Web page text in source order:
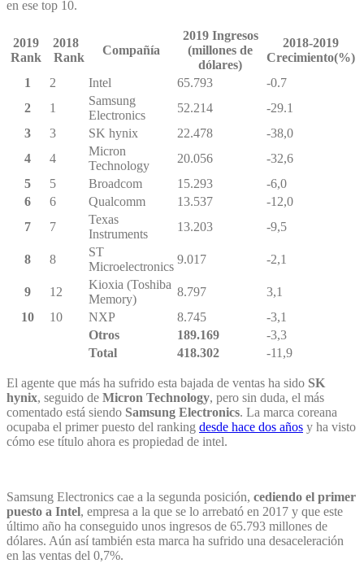
en ese top 10.
2019
Rank
2018
Rank
Compañía
2019 Ingresos
(millones de
dólares)
2018-2019
Crecimiento(%)
1
2 Intel 65.793
-0.7
2
1
Samsung
Electronics
52.214
-29.1
3
3 SK hynix 22.478
-38,0
4
4
Micron
Technology
20.056
-32,6
5
5 Broadcom 15.293
-6,0
6
6 Qualcomm 13.537
-12,0
7
7
Texas
Instruments
13.203 -9,5
8 8
ST
Microelectronics
9.017 -2,1
9 12
Kioxia (Toshiba
Memory)
8.797
3,1
10
10 NXP 8.745
-3,1
Otros
189.169
-3,3
Total
418.302 -11,9
El agente que más ha sufrido esta bajada de ventas ha sido SK
hynix, seguido de Micron Technology, pero sin duda, el más
comentado está siendo Samsung Electronics. La marca coreana
ocupaba el primer puesto del ranking desde hace dos años y ha visto
cómo ese título ahora es propiedad de intel.
Samsung Electronics cae a la segunda posición, cediendo el primer
puesto a Intel, empresa a la que se lo arrebató en 2017 y que este
último año ha conseguido unos ingresos de 65.793 millones de
dólares. Aún así también esta marca ha sufrido una desaceleración
en las ventas del 0,7%.